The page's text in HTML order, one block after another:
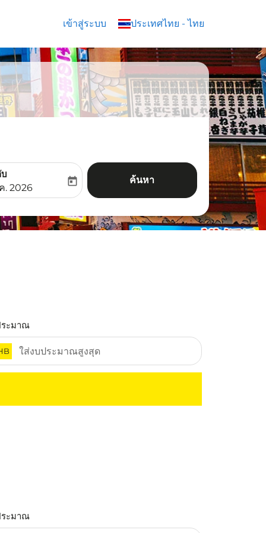
เข้าสู่ระบบ ประเทศไทย - ไทย
keyboard_arrow_down
labelreturn-date-aria-label
. 2026
today ค้นหา
ะมาณ
ะมาณ